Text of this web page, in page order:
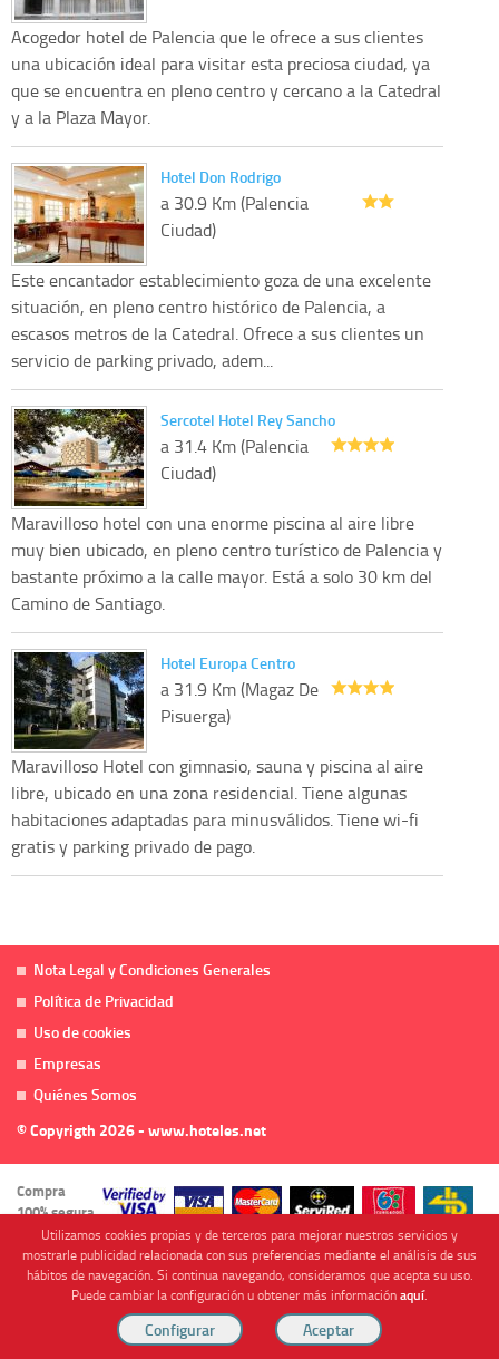
Acogedor hotel de Palencia que le ofrece a sus clientes
una ubicación ideal para visitar esta preciosa ciudad, ya
que se encuentra en pleno centro y cercano a la Catedral
y a la Plaza Mayor.
Hotel Don Rodrigo
a 30.9 Km (Palencia
Ciudad)
Este encantador establecimiento goza de una excelente
situación, en pleno centro histórico de Palencia, a
escasos metros de la Catedral. Ofrece a sus clientes un
servicio de parking privado, adem...
Sercotel Hotel Rey Sancho
a 31.4 Km (Palencia
Ciudad)
Maravilloso hotel con una enorme piscina al aire libre
muy bien ubicado, en pleno centro turístico de Palencia y
bastante próximo a la calle mayor. Está a solo 30 km del
Camino de Santiago.
Hotel Europa Centro
a 31.9 Km (Magaz De
Pisuerga)
Maravilloso Hotel con gimnasio, sauna y piscina al aire
libre, ubicado en una zona residencial. Tiene algunas
habitaciones adaptadas para minusválidos. Tiene wi-fi
gratis y parking privado de pago.
Nota Legal y Condiciones Generales
Política de Privacidad
Uso de cookies
Empresas
Quiénes Somos
© Copyrigth 2026 - www.hoteles.net
Compra
100% segura
Cofinanciado por
Utilizamos cookies propias y de terceros para mejorar nuestros servicios y
mostrarle publicidad relacionada con sus preferencias mediante el análisis de sus
hábitos de navegación. Si continua navegando, consideramos que acepta su uso.
Puede cambiar la configuración u obtener más informaciónaquí.